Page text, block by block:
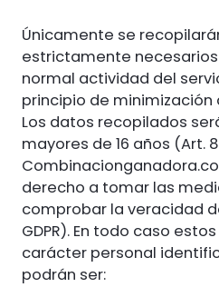
Únicamente se
estrictamente
normal actividad del
principio de minimización
Los datos recopilados
mayores de 16 años (Art.
derecho a tomar las
comprobar la veracidad
GDPR). En todo caso
carácter personal
podrán ser: